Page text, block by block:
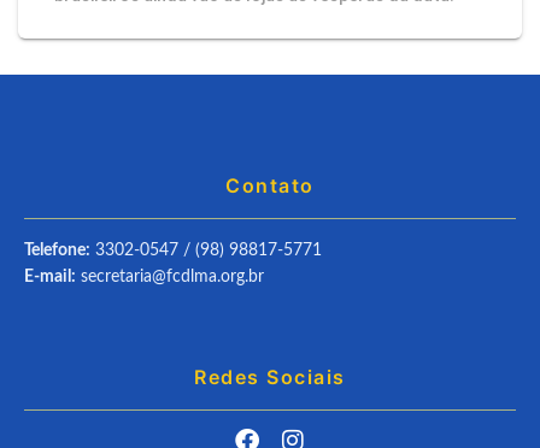
Contato
Telefone: 3302-0547 / (98) 98817-5771
E-mail: secretaria@fcdlma.org.br
Redes Sociais